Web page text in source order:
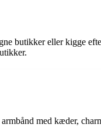
butikker eller kigge
med kæder,